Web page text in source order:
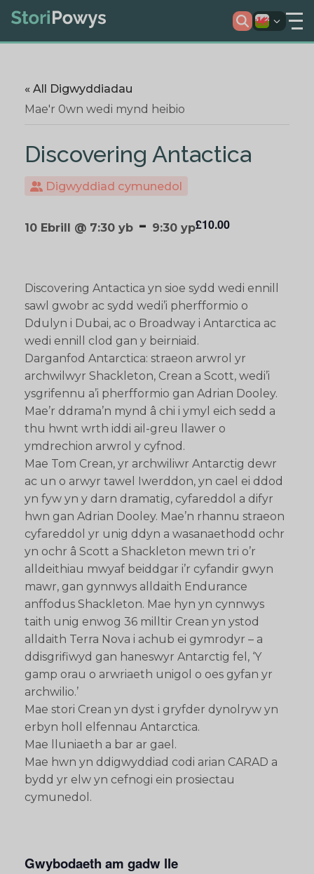
« All Digwyddiadau
Mae'r 0wn wedi mynd heibio
Discovering Antactica
Digwyddiad cymunedol
10 Ebrill @ 7:30 yb - 9:30 yp£10.00
Discovering Antactica yn sioe sydd wedi ennill
sawl gwobr ac sydd wedi’i pherfformio o
Ddulyn i Dubai, ac o Broadway i Antarctica ac
wedi ennill clod gan y beirniaid.
Darganfod Antarctica: straeon arwrol yr
archwilwyr Shackleton, Crean a Scott, wedi’i
ysgrifennu a’i pherfformio gan Adrian Dooley.
Mae’r ddrama’n mynd â chi i ymyl eich sedd a
thu hwnt wrth iddi ail-greu llawer o
ymdrechion arwrol y cyfnod.
Mae Tom Crean, yr archwiliwr Antarctig dewr
ac un o arwyr tawel Iwerddon, yn cael ei ddod
yn fyw yn y darn dramatig, cyfareddol a difyr
hwn gan Adrian Dooley. Mae’n rhannu straeon
cyfareddol yr unig ddyn a wasanaethodd ochr
yn ochr â Scott a Shackleton mewn tri o’r
alldeithiau mwyaf beiddgar i’r cyfandir gwyn
mawr, gan gynnwys alldaith Endurance
anffodus Shackleton. Mae hyn yn cynnwys
taith unig enwog 36 milltir Crean yn ystod
alldaith Terra Nova i achub ei gymrodyr – a
ddisgrifiwyd gan haneswyr Antarctig fel, ‘Y
gamp orau o arwriaeth unigol o oes gyfan yr
archwilio.’
Mae stori Crean yn dyst i gryfder dynolryw yn
erbyn holl elfennau Antarctica.
Mae lluniaeth a bar ar gael.
Mae hwn yn ddigwyddiad codi arian CARAD a
bydd yr elw yn cefnogi ein prosiectau
cymunedol.
Gwybodaeth am gadw lle